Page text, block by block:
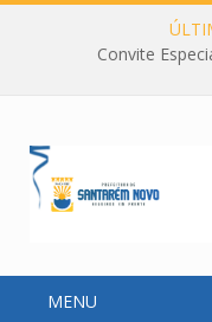
Convite
MENU